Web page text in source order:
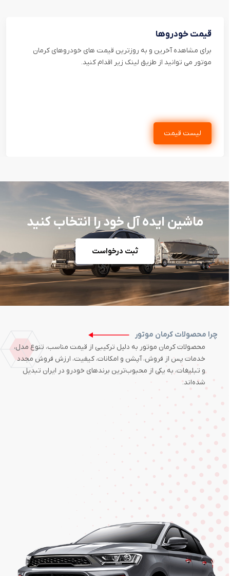
قیمت خودروها
برای مشاهده آخرین و به روزترین قیمت های خودروهای کرمان
موتور می توانید از طزیق لینک زیر اقدام کنید.
لیست قیمت
ماشین ایده آل خود را انتخاب کنید
ثبت درخواست
چرا محصولات کرمان موتور
محصولات کرمان موتور به دلیل ترکیبی از قیمت مناسب، تنوع مدل،
خدمات پس از فروش، آپشن و امکانات، کیفیت، ارزش فروش مجدد
و تبلیغات، به یکی از محبوب‌ترین برندهای خودرو در ایران تبدیل
شده‌اند.